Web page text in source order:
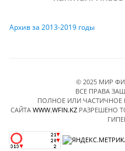
Архив за 2013-2019 годы
© 2025 МИР
ВСЕ ПРАВА
ПОЛНОЕ ИЛИ ЧАСТИЧНОЕ
САЙТА WWW.WFIN.KZРАЗРЕШЕНО